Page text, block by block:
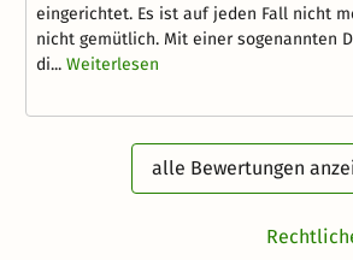
eingerichtet. Es ist auf jeden Fall nicht
nicht gemütlich. Mit einer sogenannten
di... Weiterlesen
alle Bewertungen